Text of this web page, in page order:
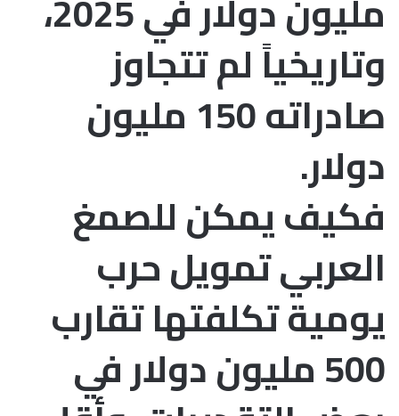
وتاريخياً لم تتجاوز
صادراته 150 مليون
دولار.
فكيف يمكن للصمغ
العربي تمويل حرب
يومية تكلفتها تقارب
500 مليون دولار في